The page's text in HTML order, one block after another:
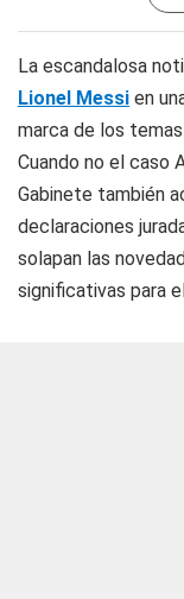
La escandalosa
Lionel Messi en
marca de los
Cuando no el caso
Gabinete también
declaraciones
solapan las
significativas para